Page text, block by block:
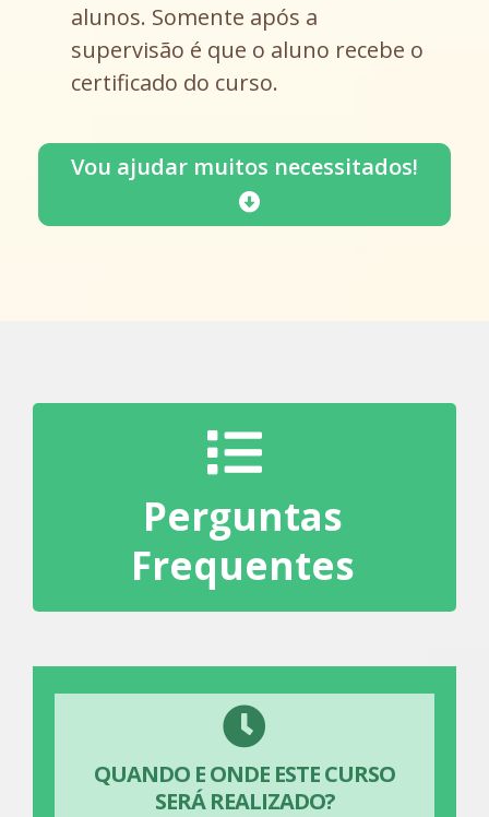
alunos. Somente após a
supervisão é que o aluno recebe o
certificado do curso.
Vou ajudar muitos necessitados!
Perguntas
Frequentes
QUANDO E ONDE ESTE CURSO
SERÁ REALIZADO?